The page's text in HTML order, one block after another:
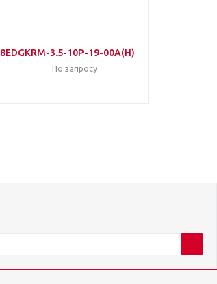
8EDGKRM-3.5-10P-19-00A(H)
По запросу